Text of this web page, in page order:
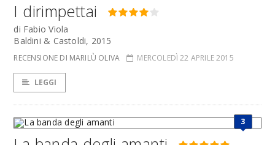
I dirimpettai
di Fabio Viola
Baldini & Castoldi, 2015
RECENSIONE DI MARILÙ OLIVA MERCOLEDÌ 22 APRILE 2015
LEGGI
3